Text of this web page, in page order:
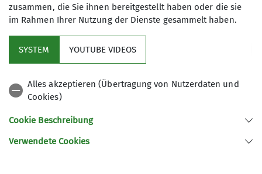
zusammen, die Sie ihnen bereitgestellt haben oder die sie
im Rahmen Ihrer Nutzung der Dienste gesammelt haben.
SYSTEM YOUTUBE VIDEOS
Alles akzeptieren (Übertragung von Nutzerdaten und
Cookies)
Cookie Beschreibung
Verwendete Cookies